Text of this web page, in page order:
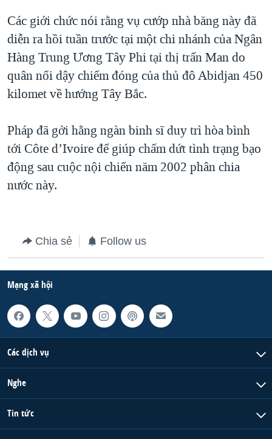
VĂN HOÁ
THỂ THAO
GIÁO DỤC
GROUND ZERO – XƯA VÀ NAY
CÁC GIÁ TRỊ CỘNG HÒA Ở VIỆT NAM
THƯỢNG ĐỈNH TRUMP-KIM TẠI VIỆT NAM
NGƯ DÂN VIỆT VÀ LÀN SÓNG TRỘM HẢI SÂM
BÊN KIA QUỐC LỘ: TIẾNG VỌNG TỪ NÔNG THÔN MỸ
QUAN HỆ VIỆT MỸ
Ngôn ngữ khác
Các giới chức nói rằng vụ cướp nhà băng này đã
diễn ra hồi tuần trước tại một chi nhánh của Ngân
Hàng Trung Ương Tây Phi tại thị trấn Man do
quân nổi dậy chiếm đóng của thủ đô Abidjan 450
kilomet về hướng Tây Bắc.
Pháp đã gởi hằng ngàn binh sĩ duy trì hòa bình
tới Côte d’Ivoire để giúp chấm dứt tình trạng bạo
động sau cuộc nội chiến năm 2002 phân chia
nước này.
Chia sẻ Follow us
Mạng xã hội
Các dịch vụ
Nghe
Tin tức